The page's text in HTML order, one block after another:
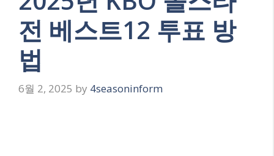
전 베스트12 투표 방
법
6월 2, 2025 by 4seasoninform